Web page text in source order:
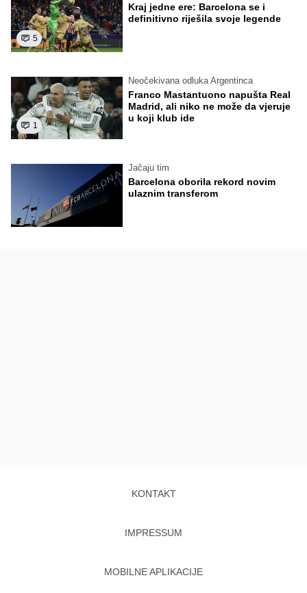
5
Kraj jedne ere: Barcelona se i
definitivno riješila svoje legende
1
Neočekivana odluka Argentinca
Franco Mastantuono napušta Real
Madrid, ali niko ne može da vjeruje
u koji klub ide
Jačaju tim
Barcelona oborila rekord novim
ulaznim transferom
KONTAKT
IMPRESSUM
MOBILNE APLIKACIJE